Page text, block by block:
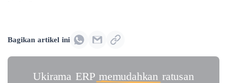
Bagikan artikel ini
Ukirama ERP memudahkan ratusan